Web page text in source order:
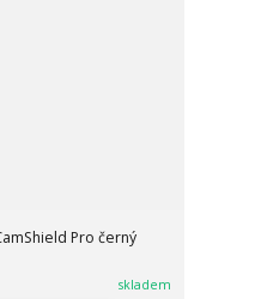
Pro černý
skladem